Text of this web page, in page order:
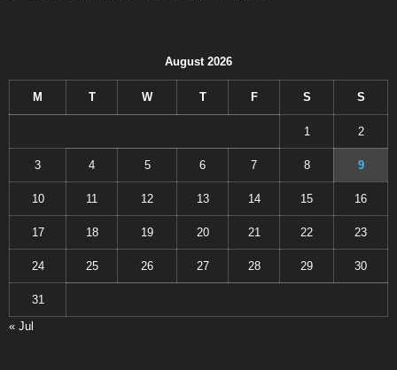
August 2026
M T W T F S S
1 2
3 4 5 6 7 8 9
10 11 12 13 14 15 16
17 18 19 20 21 22 23
24 25 26 27 28 29 30
31
« Jul